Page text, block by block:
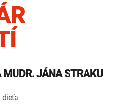
Žiadanky a tlačivá
MUDR. JÁNA STRAKU
dieťa